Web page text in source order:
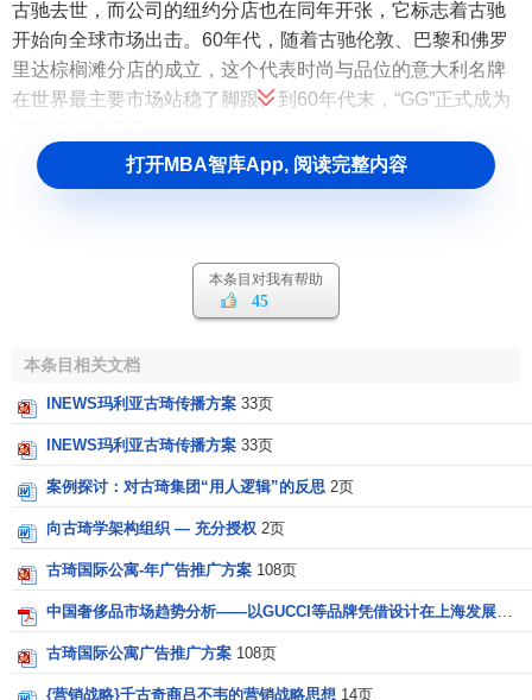
古驰去世，而公司的纽约分店也在同年开张，它标志着古驰
开始向全球市场出击。60年代，随着古驰伦敦、巴黎和佛罗
里达棕榈滩分店的成立，这个代表时尚与品位的意大利名牌
在世界最主要市场站稳了脚跟。到60年代末，“GG”正式成为
1970年，古驰的全球扩张指向远东地区，香港和东京分
品牌形象开始走下坡路。1990年，美国人汤姆·
福特加入古驰，出任公司的女装创意总监。他的到来预示着
古驰革命性转变的开始。
1994年，汤姆·福特被任命为古驰集团全产品创意总监，
次年3月，他推出使其声誉鹊起的绸缎衬衫、马海毛上衣和天
鹅绒裤装，塑造出集现代、性感、冷艳于一身的崭新形象。
汤姆·福特大刀阔斧整顿古驰，将这一传统品牌改变为崭新的
摩登代言者，使古驰成为年轻族的时尚代表。在90年代欧美
奢侈品牌转型的风潮中，古驰在重新定义自己在时尚界的地
从1994年至今，古驰一直是世界上最具影响力的超重量
级时尚品牌。与此同时，它开始逐渐将全球时尚流行界的优
质品牌网罗门下，法国圣罗兰等一批经典品牌相继成为古驰
集团的成员。
打开MBA智库App, 阅读完整内容
本条目对我有帮助
45
本条目相关文档
INEWS玛利亚古琦传播方案 33页
INEWS玛利亚古琦传播方案 33页
案例探讨：对古琦集团“用人逻辑”的反思 2页
向古琦学架构组织 — 充分授权 2页
古琦国际公寓-年广告推广方案 108页
中国奢侈品市场趋势分析——以GUCCI等品牌凭借设计在上海发展为例
古琦国际公寓广告推广方案 108页
{营销战略}千古奇商吕不韦的营销战略思想 14页